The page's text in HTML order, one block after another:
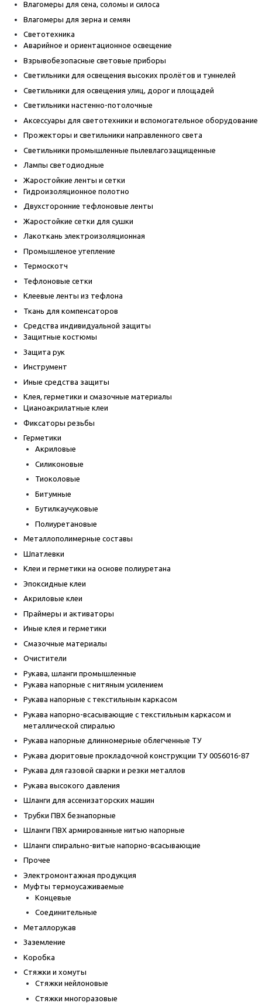
Влагомеры для сена, соломы и силоса
Влагомеры для зерна и семян
Светотехника
Аварийное и ориентационное освещение
Взрывобезопасные световые приборы
Светильники для освещения высоких пролётов и туннелей
Светильники для освещения улиц, дорог и площадей
Светильники настенно-потолочные
Аксессуары для светотехники и вспомогательное оборудование
Прожекторы и светильники направленного света
Светильники промышленные пылевлагозащищенные
Лампы светодиодные
Жаростойкие ленты и сетки
Гидроизоляционное полотно
Двухсторонние тефлоновые ленты
Жаростойкие сетки для сушки
Лакоткань электроизоляционная
Промышленое утепление
Термоскотч
Тефлоновые сетки
Клеевые ленты из тефлона
Ткань для компенсаторов
Средства индивидуальной защиты
Защитные костюмы
Защита рук
Инструмент
Иные средства защиты
Клея, герметики и смазочные материалы
Цианоакрилатные клеи
Фиксаторы резьбы
Герметики
Акриловые
Силиконовые
Тиоколовые
Битумные
Бутилкаучуковые
Полиуретановые
Металлополимерные составы
Шпатлевки
Клеи и герметики на основе полиуретана
Эпоксидные клеи
Акриловые клеи
Праймеры и активаторы
Иные клея и герметики
Смазочные материалы
Очистители
Рукава, шланги промышленные
Рукава напорные с нитяным усилением
Рукава напорные с текстильным каркасом
Рукава напорно-всасывающие с текстильным каркасом и
металлической спиралью
Рукава напорные длинномерные облегченные ТУ
Рукава дюритовые прокладочной конструкции ТУ 0056016-87
Рукава для газовой сварки и резки металлов
Рукава высокого давления
Шланги для ассенизаторских машин
Трубки ПВХ безнапорные
Шланги ПВХ армированные нитью напорные
Шланги спирально-витые напорно-всасывающие
Прочее
Электромонтажная продукция
Муфты термоусаживаемые
Концевые
Соединительные
Металлорукав
Заземление
Коробка
Стяжки и хомуты
Стяжки нейлоновые
Стяжки многоразовые